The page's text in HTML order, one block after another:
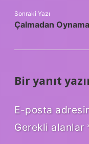
Sonraki Yazı
Çalmadan
Bir yanıt
E-posta
Gerekli alanlar